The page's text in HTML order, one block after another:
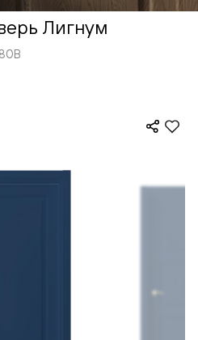
Лигнум